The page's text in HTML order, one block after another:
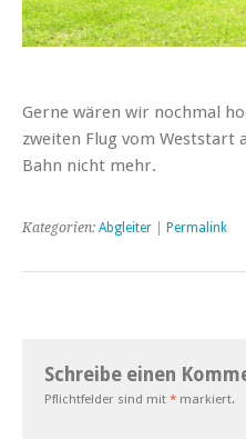
Gerne wären wir nochmal
zweiten Flug vom Weststart
Bahn nicht mehr.
Kategorien: Abgleiter Permalink
Schreibe einen
Pflichtfelder sind mit * markiert.